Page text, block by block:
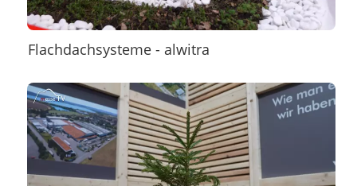
Flachdachsysteme - alwitra